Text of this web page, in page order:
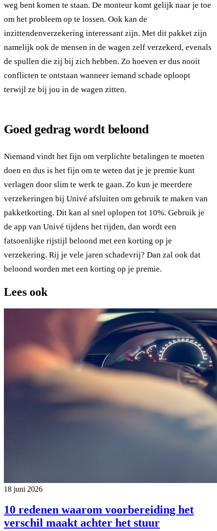
weg bent komen te staan. De monteur komt gelijk naar je toe
om het probleem op te lossen. Ook kan de
inzittendenverzekering interessant zijn. Met dit pakket zijn
namelijk ook de mensen in de wagen zelf verzekerd, evenals
de spullen die zij bij zich hebben. Zo hoeven er dus nooit
conflicten te ontstaan wanneer iemand schade oploopt
terwijl ze bij jou in de wagen zitten.
Goed gedrag wordt beloond
Niemand vindt het fijn om verplichte betalingen te moeten
doen en dus is het fijn om te weten dat je je premie kunt
verlagen door slim te werk te gaan. Zo kun je meerdere
verzekeringen bij Univé afsluiten om gebruik te maken van
pakketkorting. Dit kan al snel oplopen tot 10%. Gebruik je
de app van Univé tijdens het rijden, dan wordt een
fatsoenlijke rijstijl beloond met een korting op je
verzekering. Rij je vele jaren schadevrij? Dan zal ook dat
beloond worden met een korting op je premie.
Lees ook
18 juni 2026
10 redenen waarom voorbereiding het
verschil maakt achter het stuur